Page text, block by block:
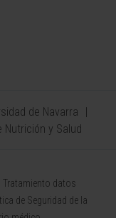
de Navarra
Nutrición y Salud
Tratamiento datos
de Seguridad de la